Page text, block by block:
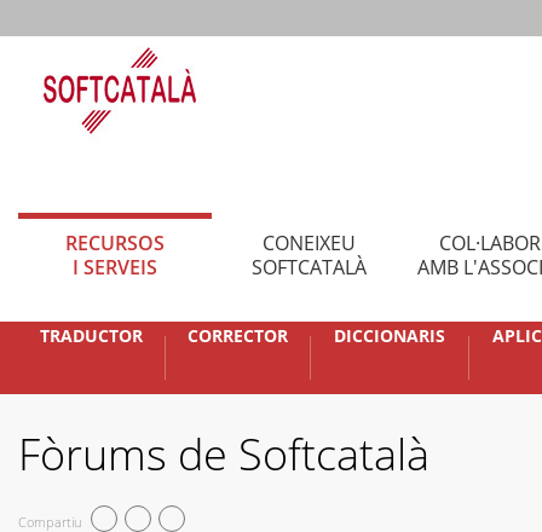
RECURSOS
I SERVEIS
CONEIXEU
SOFTCATALÀ
AMB
TRADUCTOR CORRECTOR DICCIONARIS
Fòrums de Softcatalà
Compartiu